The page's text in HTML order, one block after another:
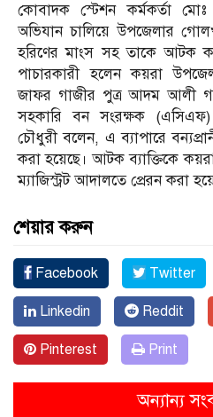
কোবাদক স্টেশন কর্মকর্তা
অভিযান চালিয়ে উপজেলার
হরিণের মাংস সহ তাকে আটক
পাচারকারী হলেন কয়রা
জাফর গাজীর পুত্র আদম আলী
সহকারি বন সংরক্ষক
চৌধুরী বলেন, এ ব্যাপারে
করা হয়েছে। আটক ব্যাক্তিকে
ম্যাজিস্ট্রট আদালতে প্রেরন করা
শেয়ার করুন
Facebook Twitter
Linkedin Reddit
Pinterest Print
অন্যান্য